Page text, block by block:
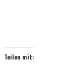
Teilen mit: